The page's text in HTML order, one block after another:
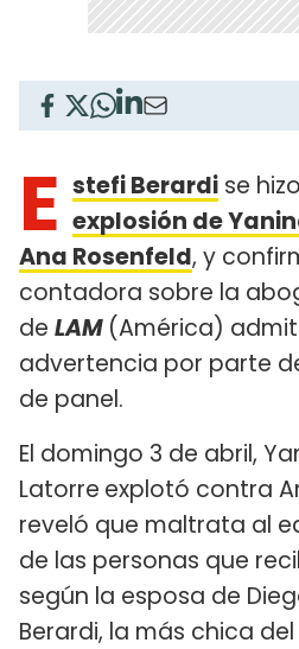
E stefi Berardi se
explosión de
Ana Rosenfeld, y
contadora sobre la
de LAM (América)
advertencia por parte
de panel.
El domingo 3 de abril,
Latorre explotó contra
reveló que maltrata al
de las personas que
según la esposa de
Berardi, la más chica